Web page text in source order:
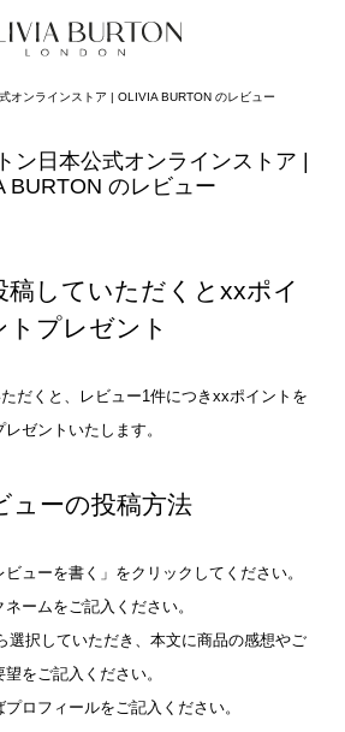
オンラインストア | OLIVIA BURTON のレビュー
ン日本公式オンラインストア |
BURTON のレビュー
稿していただくとxxポイ
トプレゼント
だくと、レビュー1件につきxxポイントを
レゼントいたします。
ューの投稿方法
ューを書く」をクリックしてください。
ネームをご記入ください。
選択していただき、本文に商品の感想やご
望をご記入ください。
ロフィールをご記入ください。